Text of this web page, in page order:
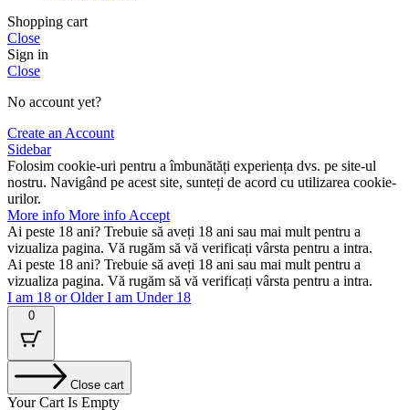
Shopping cart
Close
Sign in
Close
No account yet?
Create an Account
Sidebar
Folosim cookie-uri pentru a îmbunătăți experiența dvs. pe site-ul
nostru. Navigând pe acest site, sunteți de acord cu utilizarea cookie-
urilor.
More info More infoAccept
Ai peste 18 ani? Trebuie să aveți 18 ani sau mai mult pentru a
vizualiza pagina. Vă rugăm să vă verificați vârsta pentru a intra.
Ai peste 18 ani? Trebuie să aveți 18 ani sau mai mult pentru a
vizualiza pagina. Vă rugăm să vă verificați vârsta pentru a intra.
I am 18 or OlderI am Under 18
0
Close cart
Your Cart Is Empty